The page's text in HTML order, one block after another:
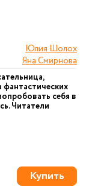
Юлия Шолох
Яна Смирнова
себя в
Читатели
Купить